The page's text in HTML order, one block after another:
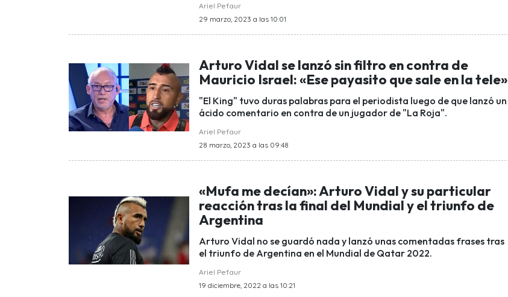
Ariel Pefaur
29 marzo, 2023 a las 10:01
Arturo Vidal se lanzó sin filtro en contra de
Mauricio Israel: «Ese payasito que sale en la tele»
"El King" tuvo duras palabras para el periodista luego de que lanzó un
ácido comentario en contra de un jugador de "La Roja".
Ariel Pefaur
28 marzo, 2023 a las 09:48
«Mufa me decían»: Arturo Vidal y su particular
reacción tras la final del Mundial y el triunfo de
Argentina
Arturo Vidal no se guardó nada y lanzó unas comentadas frases tras
el triunfo de Argentina en el Mundial de Qatar 2022.
Ariel Pefaur
19 diciembre, 2022 a las 10:21